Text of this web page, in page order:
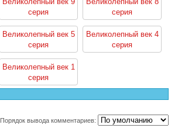
серия
серия
Великолепный век 5
серия
Великолепный век 4
серия
Великолепный век 1
серия
Порядок вывода комментариев: